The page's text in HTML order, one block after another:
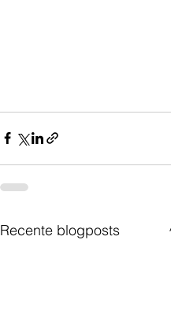
Recente blogposts